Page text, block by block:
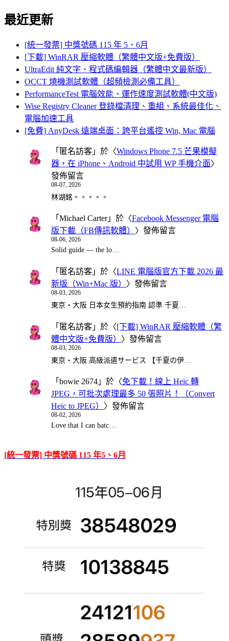
最近更新
[統一發票] 中獎號碼 115 年 5、6月
[下載] WinRAR 壓縮軟體（繁體中文版+免費版）
UltraEdit 純文字、程式碼編輯器（繁體中文最新版）
OCCT 燒機測試軟體（超頻檢測必備工具）
PerformanceTest 電腦效能、運作速度測試軟體(中文版)
Wise Registry Cleaner 登錄檔清理、重組、系統最佳化、
電腦加速工具
[免費] AnyDesk 遠端桌面：跨平台遙控 Win, Mac 電腦
「 匿名訪客 」於〈Windows Phone 7.5 芒果模擬
器，在 iPhone、Android 中試用 WP 手機介面〉
發佈留言
08-07, 2026
林湖銘。。。。。
「 Michael Carter」於〈Facebook Messenger 電腦
版下載（FB傳訊軟體） 〉發佈留言
08-06, 2026
Solid guide — the lo…
「 匿名訪客 」於〈LINE 電腦版官方下載 2026 最
新版（Win+Mac 版） 〉發佈留言
08-03, 2026
東京・大阪 日本女生預約指南 認準 千夏…
「 匿名訪客 」於〈[下載] WinRAR 壓縮軟體（繁
體中文版+免費版） 〉發佈留言
08-03, 2026
東京・大阪 高級派遣サービス 【千夏の伊…
「 bowie 2674 」於〈免下載！線上 Heic 轉
JPEG，可批次處理最多 50 張照片！（Convert
Heic to JPEG） 〉發佈留言
08-02, 2026
Love that I can batc…
[統一發票] 中獎號碼 115 年5、6月